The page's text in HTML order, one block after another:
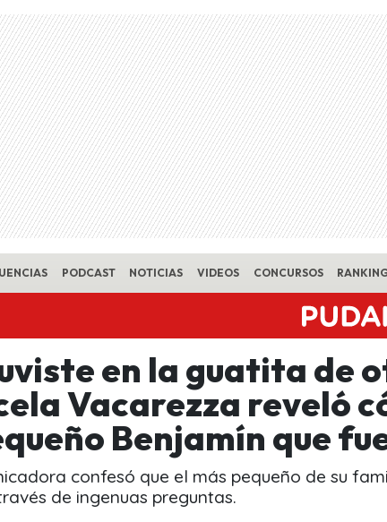
PODCAST NOTICIAS VIDEOS CONCURSOS
en la guatita de
Vacarezza reveló
Benjamín que
confesó que el más pequeño de su
de ingenuas preguntas.